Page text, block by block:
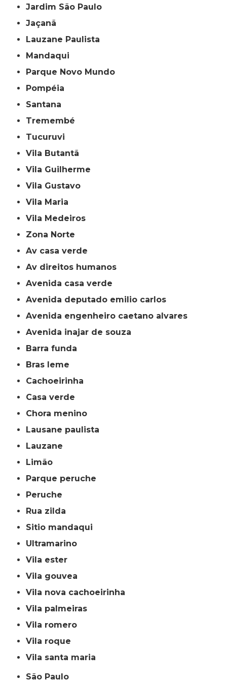
Jardim São Paulo
Jaçanã
Lauzane Paulista
Mandaqui
Parque Novo Mundo
Pompéia
Santana
Tremembé
Tucuruvi
Vila Butantã
Vila Guilherme
Vila Gustavo
Vila Maria
Vila Medeiros
Zona Norte
av casa verde
av direitos humanos
avenida casa verde
avenida deputado emilio carlos
avenida engenheiro caetano alvares
avenida inajar de souza
barra funda
bras leme
cachoeirinha
casa verde
chora menino
lausane paulista
lauzane
limão
parque peruche
peruche
rua zilda
sitio mandaqui
ultramarino
vila ester
vila gouvea
vila nova cachoeirinha
vila palmeiras
vila romero
vila roque
vila santa maria
São Paulo